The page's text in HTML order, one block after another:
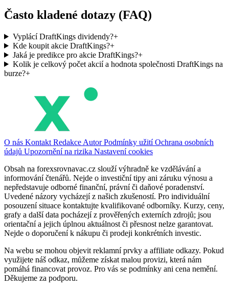
Často kladené dotazy (FAQ)
Vyplácí DraftKings dividendy?+
Kde koupit akcie DraftKings?+
Jaká je predikce pro akcie DraftKings?+
Kolik je celkový počet akcií a hodnota společnosti DraftKings na
burze?+
O nás Kontakt Redakce AutorPodmínky užitíOchrana osobních
údajů Upozornění na rizika Nastavení cookies
Obsah na forexsrovnavac.cz slouží výhradně ke vzdělávání a
informování čtenářů. Nejde o investiční tipy ani záruku výnosu a
nepředstavuje odborné finanční, právní či daňové poradenství.
Uvedené názory vycházejí z našich zkušeností. Pro individuální
posouzení situace kontaktujte kvalifikované odborníky. Kurzy, ceny,
grafy a další data pocházejí z prověřených externích zdrojů; jsou
orientační a jejich úplnou aktuálnost či přesnost nelze garantovat.
Nejde o doporučení k nákupu či prodeji konkrétních investic.
Na webu se mohou objevit reklamní prvky a affiliate odkazy. Pokud
využijete náš odkaz, můžeme získat malou provizi, která nám
pomáhá financovat provoz. Pro vás se podmínky ani cena nemění.
Děkujeme za podporu.